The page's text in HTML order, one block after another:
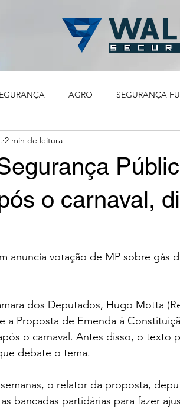
AGRO SEGURANÇA
PRINCIPAL
o carnaval,
2 min de leitura
anuncia votação de MP sobre gás
dos Deputados, Hugo Motta
a Proposta de Emenda à
o carnaval. Antes disso, o texto
debate o tema.
o relator da proposta,
bancadas partidárias para fazer